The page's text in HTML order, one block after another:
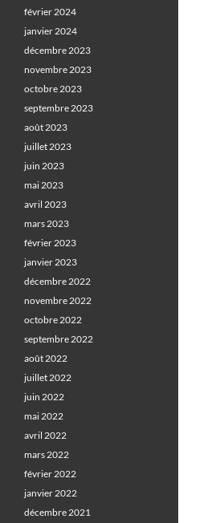
février 2024
janvier 2024
décembre 2023
novembre 2023
octobre 2023
septembre 2023
août 2023
juillet 2023
juin 2023
mai 2023
avril 2023
mars 2023
février 2023
janvier 2023
décembre 2022
novembre 2022
octobre 2022
septembre 2022
août 2022
juillet 2022
juin 2022
mai 2022
avril 2022
mars 2022
février 2022
janvier 2022
décembre 2021